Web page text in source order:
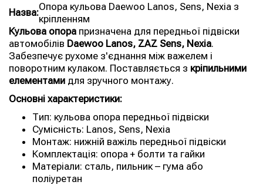
Назва:Опора кульова Daewoo Lanos, Sens, Nexia з
кріпленням
Кульова опора призначена для передньої підвіски
автомобілів Daewoo Lanos, ZAZ Sens, Nexia.
Забезпечує рухоме з'єднання між важелем і
поворотним кулаком. Поставляється з кріпильними
елементами для зручного монтажу.
Основні характеристики:
Тип: кульова опора передньої підвіски
Сумісність: Lanos, Sens, Nexia
Монтаж: нижній важіль передньої підвіски
Комплектація: опора + болти та гайки
Матеріали: сталь, пильник – гума або
поліуретан